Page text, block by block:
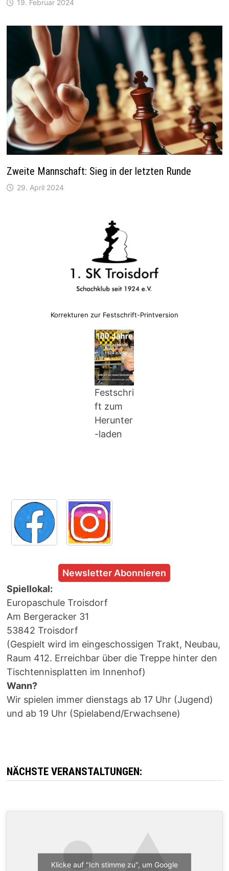
19. Februar 2024
Zweite Mannschaft: Sieg in der letzten Runde
29. April 2024
Korrekturen zur Festschrift-Printversion
Festschri
ft zum
Herunter
-laden
Newsletter Abonnieren
Spiellokal:
Europaschule Troisdorf
Am Bergeracker 31
53842 Troisdorf
(Gespielt wird im eingeschossigen Trakt, Neubau,
Raum 412. Erreichbar über die Treppe hinter den
Tischtennisplatten im Innenhof)
Wann?
Wir spielen immer dienstags ab 17 Uhr (Jugend)
und ab 19 Uhr (Spielabend/Erwachsene)
NÄCHSTE VERANSTALTUNGEN:
Klicke auf "Ich stimme zu", um Google